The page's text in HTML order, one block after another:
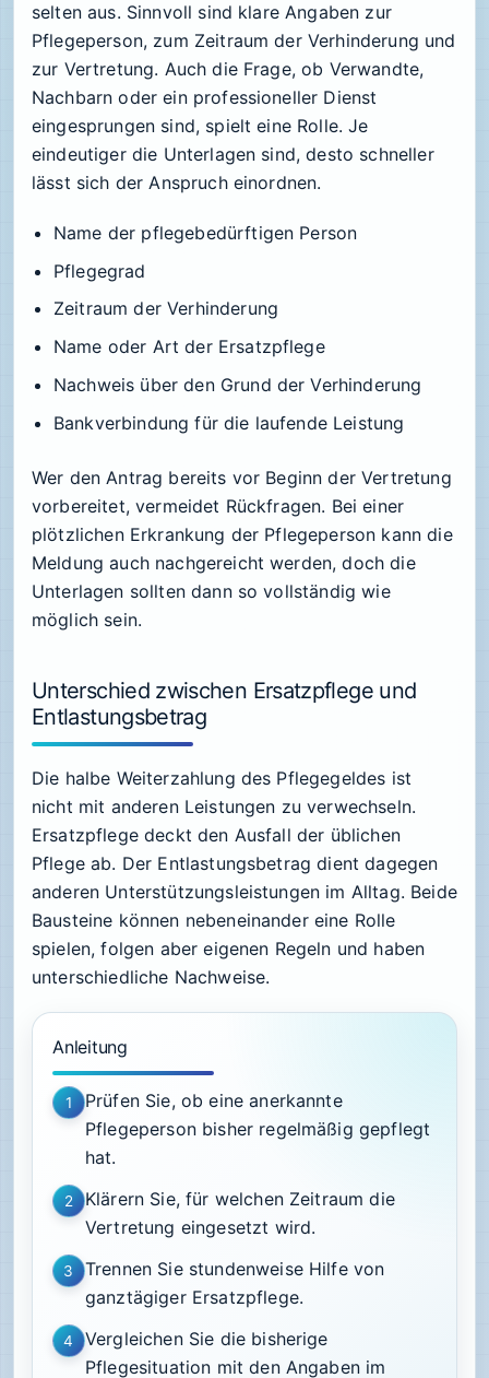
selten aus. Sinnvoll sind klare Angaben zur
Pflegeperson, zum Zeitraum der Verhinderung und
zur Vertretung. Auch die Frage, ob Verwandte,
Nachbarn oder ein professioneller Dienst
eingesprungen sind, spielt eine Rolle. Je
eindeutiger die Unterlagen sind, desto schneller
lässt sich der Anspruch einordnen.
Name der pflegebedürftigen Person
Pflegegrad
Zeitraum der Verhinderung
Name oder Art der Ersatzpflege
Nachweis über den Grund der Verhinderung
Bankverbindung für die laufende Leistung
Wer den Antrag bereits vor Beginn der Vertretung
vorbereitet, vermeidet Rückfragen. Bei einer
plötzlichen Erkrankung der Pflegeperson kann die
Meldung auch nachgereicht werden, doch die
Unterlagen sollten dann so vollständig wie
möglich sein.
Unterschied zwischen Ersatzpflege und
Entlastungsbetrag
Die halbe Weiterzahlung des Pflegegeldes ist
nicht mit anderen Leistungen zu verwechseln.
Ersatzpflege deckt den Ausfall der üblichen
Pflege ab. Der Entlastungsbetrag dient dagegen
anderen Unterstützungsleistungen im Alltag. Beide
Bausteine können nebeneinander eine Rolle
spielen, folgen aber eigenen Regeln und haben
unterschiedliche Nachweise.
Anleitung
1
Prüfen Sie, ob eine anerkannte
Pflegeperson bisher regelmäßig gepflegt
hat.
2
Klärern Sie, für welchen Zeitraum die
Vertretung eingesetzt wird.
3
Trennen Sie stundenweise Hilfe von
ganztägiger Ersatzpflege.
4
Vergleichen Sie die bisherige
Pflegesituation mit den Angaben im